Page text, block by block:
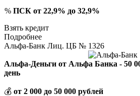
% ПСК от 22,9% до 32,9%
Взять кредит
Подробнее
Альфа-Банк Лиц. ЦБ № 1326
Альфа-Деньги от Альфа Банка - 50
день
💰 от 2 000 до 50 000 рублей